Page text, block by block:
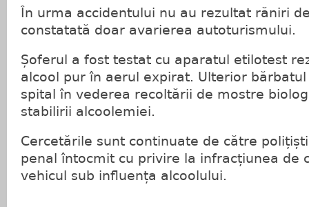
În urma accidentului nu au rezultat răniri
constatată doar avarierea autoturismului.
Șoferul a fost testat cu aparatul etilotest
alcool pur în aerul expirat. Ulterior
spital în vederea recoltării de mostre
stabilirii alcoolemiei.
Cercetările sunt continuate de către
penal întocmit cu privire la infracțiunea de
vehicul sub influența alcoolului.